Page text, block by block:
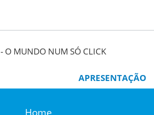
- O MUNDO NUM SÓ CLICK
APRESENTAÇÃO